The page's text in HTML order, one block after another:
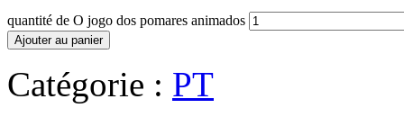
quantité de O jogo dos pomares animados
Ajouter au panier
Catégorie : PT